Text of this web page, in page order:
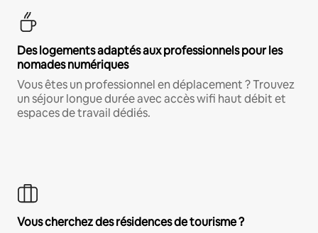
Des logements adaptés aux professionnels pour les
nomades numériques
Vous êtes un professionnel en déplacement ? Trouvez
un séjour longue durée avec accès wifi haut débit et
espaces de travail dédiés.
Vous cherchez des résidences de tourisme ?